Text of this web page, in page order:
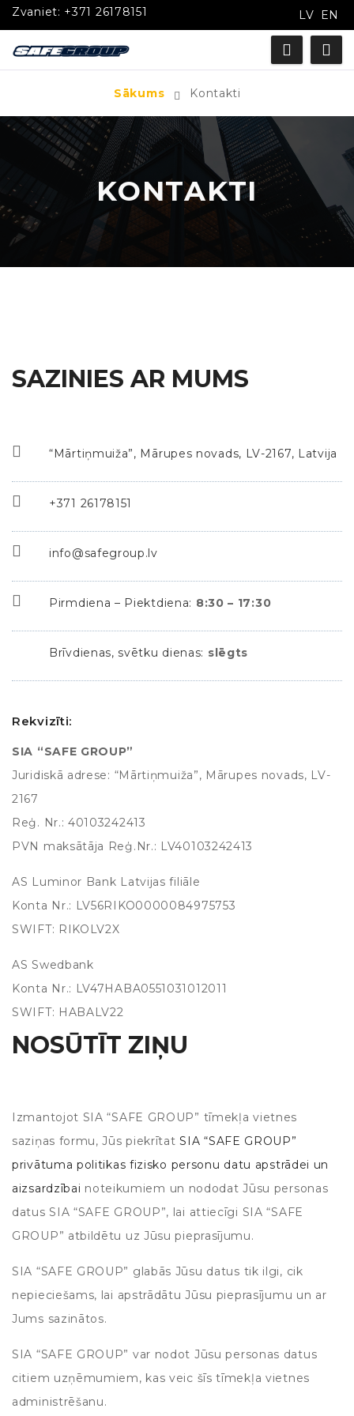
Zvaniet: +371 26178151 LV EN
Sākums Kontakti
KONTAKTI
SAZINIES AR MUMS
“Mārtiņmuiža”, Mārupes novads, LV-2167, Latvija
+371 26178151
info@safegroup.lv
Pirmdiena – Piektdiena: 8:30 – 17:30
Brīvdienas, svētku dienas: slēgts
Rekvizīti:
SIA “SAFE GROUP”
Juridiskā adrese: “Mārtiņmuiža”, Mārupes novads, LV-
2167
Reģ. Nr.: 40103242413
PVN maksātāja Reģ.Nr.: LV40103242413
AS Luminor Bank Latvijas filiāle
Konta Nr.: LV56RIKO0000084975753
SWIFT: RIKOLV2X
AS Swedbank
Konta Nr.: LV47HABA0551031012011
SWIFT: HABALV22
NOSŪTĪT ZIŅU
Izmantojot SIA “SAFE GROUP” tīmekļa vietnes
saziņas formu, Jūs piekrītatSIA “SAFE GROUP”
privātuma politikas fizisko personu datu apstrādei un
aizsardzībai noteikumiem un nododat Jūsu personas
datus SIA “SAFE GROUP”, lai attiecīgi SIA “SAFE
GROUP” atbildētu uz Jūsu pieprasījumu.
SIA “SAFE GROUP” glabās Jūsu datus tik ilgi, cik
nepieciešams, lai apstrādātu Jūsu pieprasījumu un ar
Jums sazinātos.
SIA “SAFE GROUP” var nodot Jūsu personas datus
citiem uzņēmumiem, kas veic šīs tīmekļa vietnes
administrēšanu.